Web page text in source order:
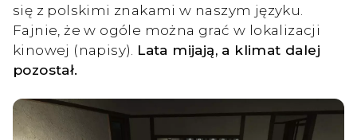
się z polskimi znakami w naszym języku.
Fajnie, że w ogóle można grać w lokalizacji
kinowej (napisy). Lata mijają, a klimat dalej
pozostał.